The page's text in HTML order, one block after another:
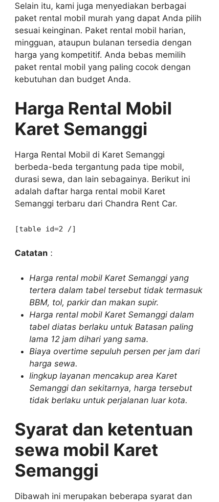
Selain itu, kami juga menyediakan berbagai
paket rental mobil murah yang dapat Anda pilih
sesuai keinginan. Paket rental mobil harian,
mingguan, ataupun bulanan tersedia dengan
harga yang kompetitif. Anda bebas memilih
paket rental mobil yang paling cocok dengan
kebutuhan dan budget Anda.
Harga Rental Mobil
Karet Semanggi
Harga Rental Mobil di Karet Semanggi
berbeda-beda tergantung pada tipe mobil,
durasi sewa, dan lain sebagainya. Berikut ini
adalah daftar harga rental mobil Karet
Semanggi terbaru dari Chandra Rent Car.
[table id=2 /]
Catatan :
Harga rental mobil Karet Semanggi yang
tertera dalam tabel tersebut tidak termasuk
BBM, tol, parkir dan makan supir.
Harga rental mobil Karet Semanggi dalam
tabel diatas berlaku untuk Batasan paling
lama 12 jam dihari yang sama.
Biaya overtime sepuluh persen per jam dari
harga sewa.
lingkup layanan mencakup area Karet
Semanggi dan sekitarnya, harga tersebut
tidak berlaku untuk perjalanan luar kota.
Syarat dan ketentuan
sewa mobil Karet
Semanggi
Dibawah ini merupakan beberapa syarat dan